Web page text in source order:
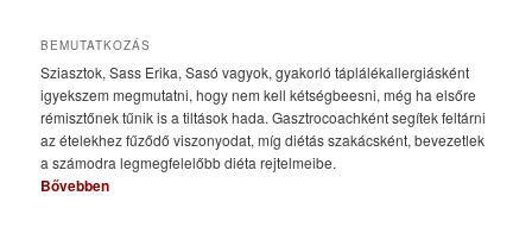
BEMUTATKOZÁS
Sziasztok, Sass Erika, Sasó vagyok, gyakorló táplálékallergiásként
igyekszem megmutatni, hogy nem kell kétségbeesni, még ha elsőre
rémisztőnek tűnik is a tiltások hada. Gasztrocoachként segítek feltárni
az ételekhez fűződő viszonyodat, míg diétás szakácsként, bevezetlek
a számodra legmegfelelőbb diéta rejtelmeibe.
Bővebben